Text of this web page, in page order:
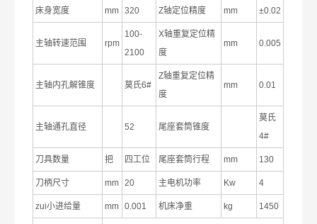
床身宽度 mm 320 Z轴定位精度 mm ±0.02
主轴转速范围 rpm
100-
2100
X轴重复定位精
度
mm 0.005
主轴内孔解锥度 莫氏6#
Z轴重复定位精
度
mm 0.01
主轴通孔直径 52 尾座套筒锥度
莫氏
4#
刀具数量 把 四工位 尾座套筒行程 mm 130
刀柄尺寸 mm 20 主电机功率 Kw 4
zui小进给量 mm 0.001 机床净重 kg 1450